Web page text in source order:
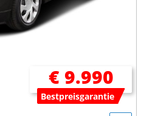
€ 9.990
Bestpreisgarantie